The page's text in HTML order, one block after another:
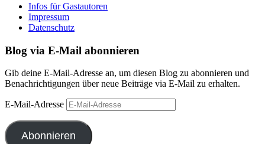
Infos für Gastautoren
Impressum
Datenschutz
Blog via E-Mail abonnieren
Gib deine E-Mail-Adresse an, um diesen Blog zu abonnieren und
Benachrichtigungen über neue Beiträge via E-Mail zu erhalten.
E-Mail-Adresse
Abonnieren